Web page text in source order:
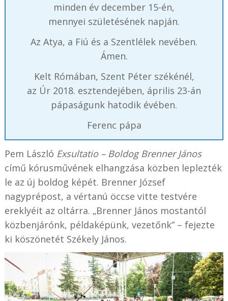
minden év december 15-én,
mennyei születésének napján.
Az Atya, a Fiú és a Szentlélek nevében.
Ámen.
Kelt Rómában, Szent Péter székénél,
az Úr 2018. esztendejében, április 23-án
pápaságunk hatodik évében.
Ferenc pápa
Pem László Exsultatio – Boldog Brenner János
című kórusművének elhangzása közben leplezték
le az új boldog képét. Brenner József
nagyprépost, a vértanú öccse vitte testvére
ereklyéit az oltárra. „Brenner János mostantól
közbenjárónk, példaképünk, vezetőnk” – fejezte
ki köszönetét Székely János.